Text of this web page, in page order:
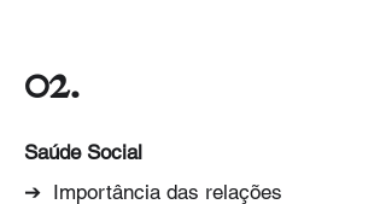
02.
Saúde Social
➔ Importância das relações